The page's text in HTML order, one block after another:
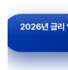
2026년 금리